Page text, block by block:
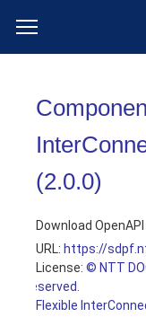
データ利活用
クラウド/サー
ネットワーク
IoT
よくある質問
データ利活用
クラウド/サー
ネットワーク
料金情報
料金シミュレ
データ利活用
ご利用開始ガイド
■ 管理機能
ユースケース
(2.0.0)
Download
URL: https://
License: © NTT
Reserved.
Flexible